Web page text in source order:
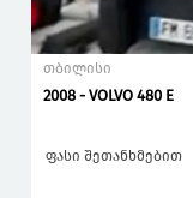
თბილისი
2008 - VOLVO 480 E
ფასი შეთანხმებით